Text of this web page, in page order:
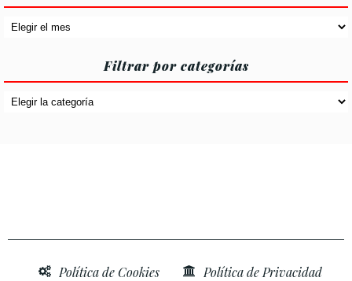
Archivo
Filtrar por categorías
Filtrar
Política de Cookies Política de Privacidad